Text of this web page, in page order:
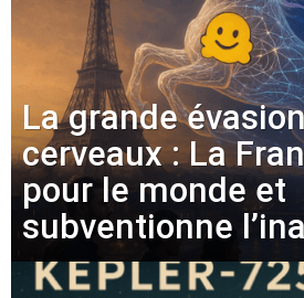
La grande
cerveaux : La
pour le monde et
subventionne